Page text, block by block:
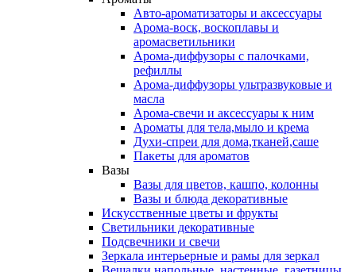
Авто-ароматизаторы и аксессуары
Арома-воск, воскоплавы и
аромасветильники
Арома-диффузоры с палочками,
рефиллы
Арома-диффузоры ультразвуковые и
масла
Арома-свечи и аксессуары к ним
Ароматы для тела,мыло и крема
Духи-спреи для дома,тканей,саше
Пакеты для ароматов
Вазы
Вазы для цветов, кашпо, колонны
Вазы и блюда декоративные
Искусственные цветы и фрукты
Светильники декоративные
Подсвечники и свечи
Зеркала интерьерные и рамы для зеркал